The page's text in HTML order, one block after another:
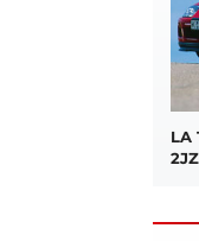
LA